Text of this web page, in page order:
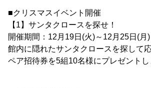
■クリスマスイベント開催
【1】サンタクロースを探せ！
開催期間：12月19日(火)～12月25日(月)
館内に隠れたサンタクロースを探して
ペア招待券を5組10名様にプレゼントし